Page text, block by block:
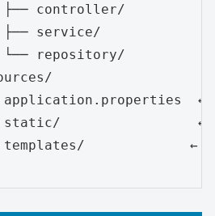
controller/
service/
repository/
← 設
← CSS
←